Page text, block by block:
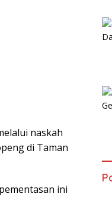
naskah
di Taman
ini